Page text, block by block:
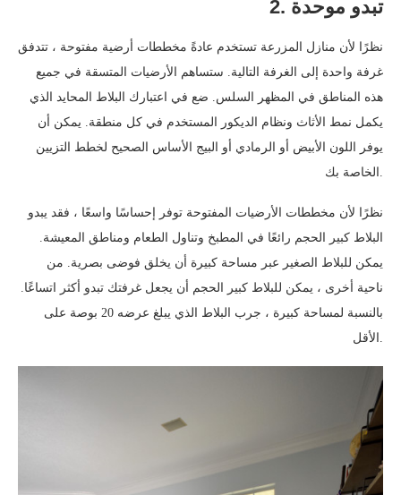
2. تبدو موحدة
نظرًا لأن منازل المزرعة تستخدم عادةً مخططات أرضية مفتوحة ، تتدفق
غرفة واحدة إلى الغرفة التالية. ستساهم الأرضيات المتسقة في جميع
هذه المناطق في المظهر السلس. ضع في اعتبارك البلاط المحايد الذي
يكمل نمط الأثاث ونظام الديكور المستخدم في كل منطقة. يمكن أن
يوفر اللون الأبيض أو الرمادي أو البيج الأساس الصحيح لخطط التزيين
الخاصة بك.
نظرًا لأن مخططات الأرضيات المفتوحة توفر إحساسًا واسعًا ، فقد يبدو
البلاط كبير الحجم رائعًا في المطبخ وتناول الطعام ومناطق المعيشة.
يمكن للبلاط الصغير عبر مساحة كبيرة أن يخلق فوضى بصرية. من
ناحية أخرى ، يمكن للبلاط كبير الحجم أن يجعل غرفتك تبدو أكثر اتساعًا.
بالنسبة لمساحة كبيرة ، جرب البلاط الذي يبلغ عرضه 20 بوصة على
الأقل.